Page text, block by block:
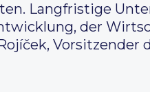
Langfristige
der
Vorsitzender